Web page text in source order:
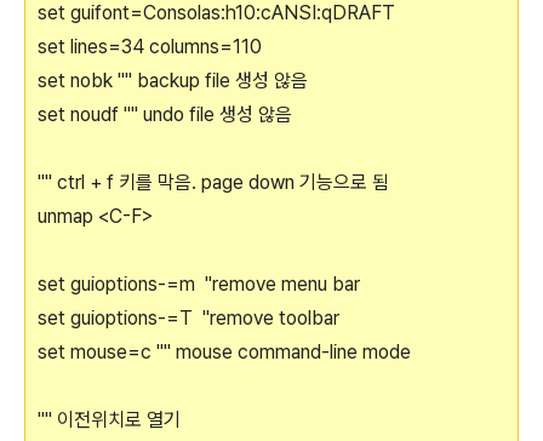
set guifont=Consolas:h10:cANSI:qDRAFT
set lines=34 columns=110
set nobk "" backup file 생성 않음
set noudf "" undo file 생성 않음
"" ctrl + f 키를 막음. page down 기능으로 됨
unmap <C-F>
set guioptions-=m "remove menu bar
set guioptions-=T "remove toolbar
set mouse=c "" mouse command-line mode
"" 이전위치로 열기